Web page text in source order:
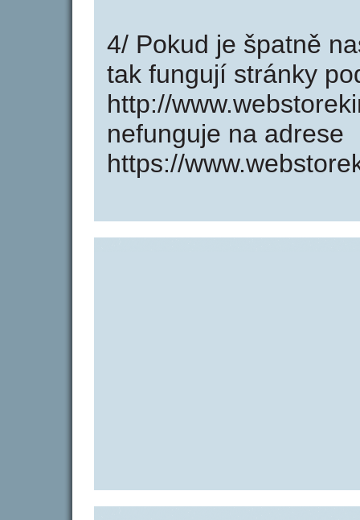
4/ Pokud je špatně
tak fungují stránky
http://
nefunguje na adrese
https://